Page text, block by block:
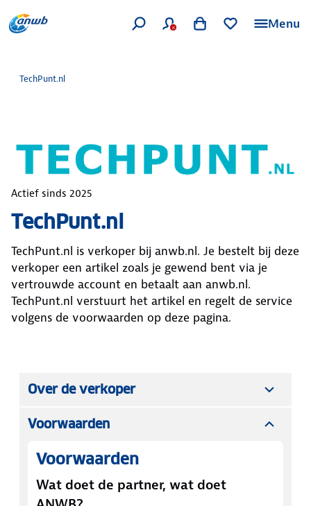
Menu
TechPunt.nl
Actief sinds 2025
TechPunt.nl
TechPunt.nl is verkoper bij anwb.nl. Je bestelt bij deze
verkoper een artikel zoals je gewend bent via je
vertrouwde account en betaalt aan anwb.nl.
TechPunt.nl verstuurt het artikel en regelt de service
volgens de voorwaarden op deze pagina.
Over de verkoper
Voorwaarden
Voorwaarden
Wat doet de partner, wat doet